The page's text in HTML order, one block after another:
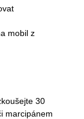
mobil z
30
marcipánem